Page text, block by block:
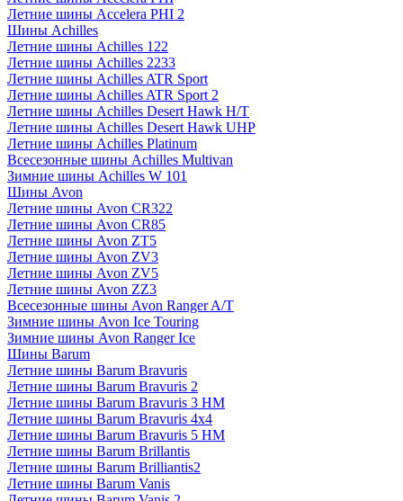
Летние шины Accelera PHI 2
Шины Achilles
Летние шины Achilles 122
Летние шины Achilles 2233
Летние шины Achilles ATR Sport
Летние шины Achilles ATR Sport 2
Летние шины Achilles Desert Hawk H/T
Летние шины Achilles Desert Hawk UHP
Летние шины Achilles Platinum
Всесезонные шины Achilles Multivan
Зимние шины Achilles W 101
Шины Avon
Летние шины Avon CR322
Летние шины Avon CR85
Летние шины Avon ZT5
Летние шины Avon ZV3
Летние шины Avon ZV5
Летние шины Avon ZZ3
Всесезонные шины Avon Ranger A/T
Зимние шины Avon Ice Touring
Зимние шины Avon Ranger Ice
Шины Barum
Летние шины Barum Bravuris
Летние шины Barum Bravuris 2
Летние шины Barum Bravuris 3 HM
Летние шины Barum Bravuris 4х4
Летние шины Barum Bravuris 5 HM
Летние шины Barum Brillantis
Летние шины Barum Brilliantis2
Летние шины Barum Vanis